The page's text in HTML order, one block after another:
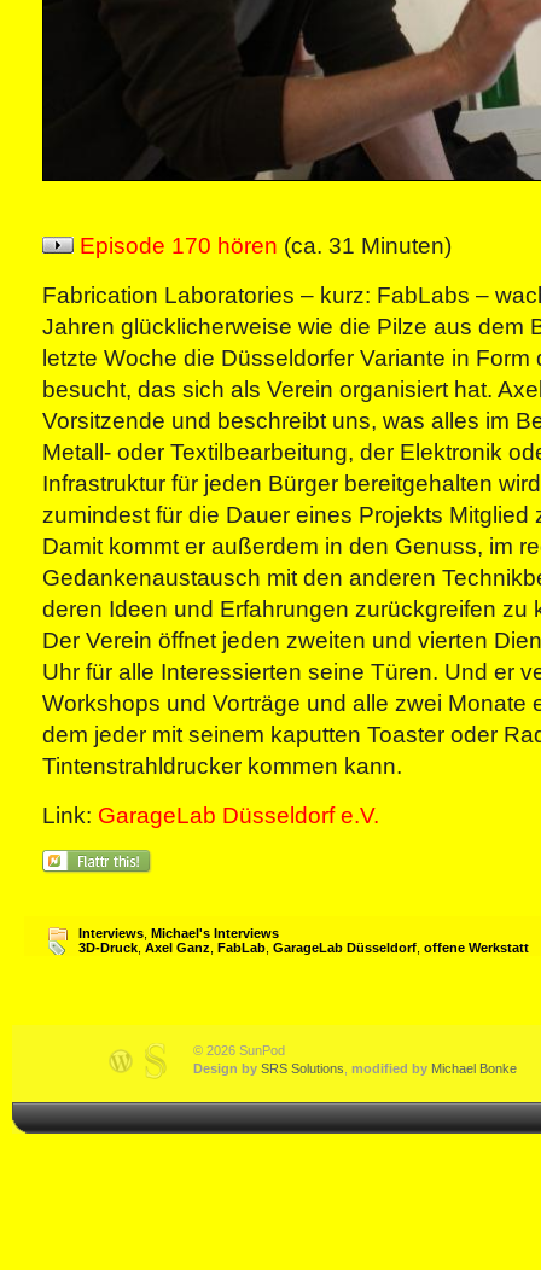
Episode 170 hören (ca. 31 Minuten)
Fabrication Laboratories – kurz: FabLabs –
Jahren glücklicherweise wie die Pilze aus dem
letzte Woche die Düsseldorfer Variante in
besucht, das sich als Verein organisiert hat.
Vorsitzende und beschreibt uns, was alles im
Metall- oder Textilbearbeitung, der Elektronik
Infrastruktur für jeden Bürger bereitgehalten
zumindest für die Dauer eines Projekts Mitglied
Damit kommt er außerdem in den Genuss, im
Gedankenaustausch mit den anderen
deren Ideen und Erfahrungen zurückgreifen zu
Der Verein öffnet jeden zweiten und vierten
Uhr für alle Interessierten seine Türen. Und er
Workshops und Vorträge und alle zwei Monate
dem jeder mit seinem kaputten Toaster oder
Tintenstrahldrucker kommen kann.
Link: GarageLab Düsseldorf e.V.
Interviews Michael's Interviews
3D-Druck Axel Ganz FabLab GarageLab Düsseldorf offene Werkstatt
© 2026 SunPod
Design by SRS Solutions modified by Michael Bonke